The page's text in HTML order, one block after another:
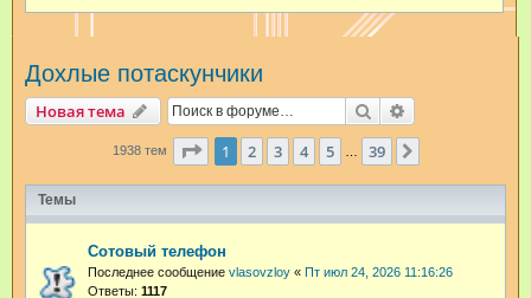
Дохлые потаскунчики
Новая тема Поиск
1938 тем Страница из 39
1 2 3 4 5 39
Темы
Сотовый телефон
Последнее сообщение vlasovzloy « Пт июл 24, 2026 11:16:26
Ответы: 1117